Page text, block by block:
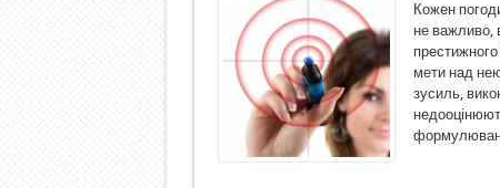
Кожен
не важливо,
мети над
зусиль,